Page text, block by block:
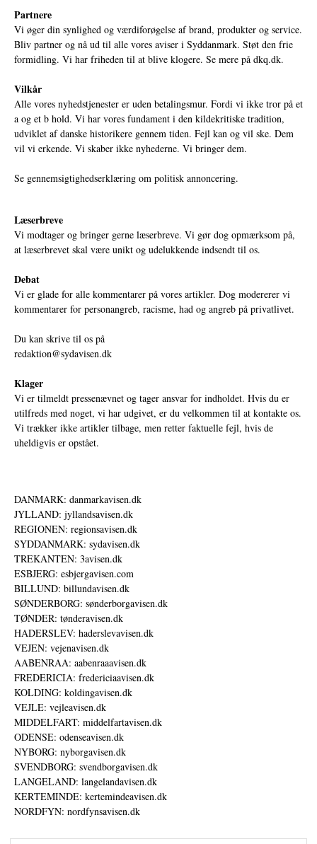
Partnere
Vi øger din synlighed og værdiforøgelse af brand, produkter og service.
Bliv partner og nå ud til alle vores aviser i Syddanmark. Støt den frie
formidling. Vi har friheden til at blive klogere. Se mere på dkq.dk.
Vilkår
Alle vores nyhedstjenester er uden betalingsmur. Fordi vi ikke tror på et
a og et b hold. Vi har vores fundament i den kildekritiske tradition,
udviklet af danske historikere gennem tiden. Fejl kan og vil ske. Dem
vil vi erkende. Vi skaber ikke nyhederne. Vi bringer dem.
Se gennemsigtighedserklæring om politisk annoncering.
Læserbreve
Vi modtager og bringer gerne læserbreve. Vi gør dog opmærksom på,
at læserbrevet skal være unikt og udelukkende indsendt til os.
Debat
Vi er glade for alle kommentarer på vores artikler. Dog modererer vi
kommentarer for personangreb, racisme, had og angreb på privatlivet.
Du kan skrive til os på
redaktion@sydavisen.dk
Klager
Vi er tilmeldt pressenævnet og tager ansvar for indholdet. Hvis du er
utilfreds med noget, vi har udgivet, er du velkommen til at kontakte os.
Vi trækker ikke artikler tilbage, men retter faktuelle fejl, hvis de
uheldigvis er opstået.
DANMARK: danmarkavisen.dk
JYLLAND: jyllandsavisen.dk
REGIONEN: regionsavisen.dk
SYDDANMARK: sydavisen.dk
TREKANTEN: 3avisen.dk
ESBJERG: esbjergavisen.com
BILLUND: billundavisen.dk
SØNDERBORG: sønderborgavisen.dk
TØNDER: tønderavisen.dk
HADERSLEV: haderslevavisen.dk
VEJEN: vejenavisen.dk
AABENRAA: aabenraaavisen.dk
FREDERICIA: fredericiaavisen.dk
KOLDING: koldingavisen.dk
VEJLE: vejleavisen.dk
MIDDELFART: middelfartavisen.dk
ODENSE: odenseavisen.dk
NYBORG: nyborgavisen.dk
SVENDBORG: svendborgavisen.dk
LANGELAND: langelandavisen.dk
KERTEMINDE: kertemindeavisen.dk
NORDFYN: nordfynsavisen.dk